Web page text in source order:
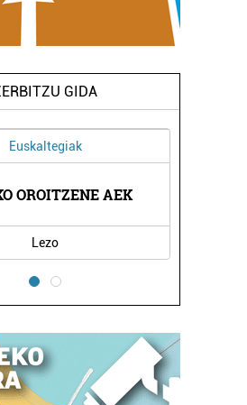
GIDA
Euskaltegiak
OROITZENE AEK
Lezo